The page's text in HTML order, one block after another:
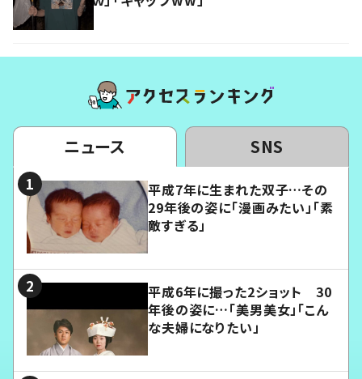
ニュース SNS
平成7年に生まれた双子…その
29年後の姿に「漫画みたい」「素
敵すぎる」
平成6年に撮った2ショット 30
年後の姿に…「美男美女」「こん
な夫婦になりたい」